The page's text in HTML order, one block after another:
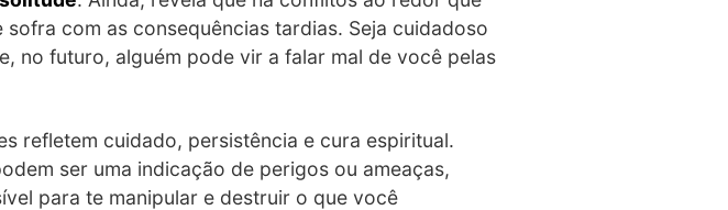
com as consequências tardias. Seja cuidadoso
no futuro, alguém pode vir a falar mal de você pelas
refletem cuidado, persistência e cura espiritual.
ser uma indicação de perigos ou ameaças,
para te manipular e destruir o que você